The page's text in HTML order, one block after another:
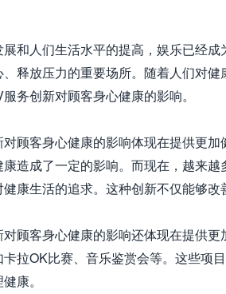
和人们生活水平的提高，娱乐已经
、释放压力的重要场所。随着人们对
务创新对顾客身心健康的影响。
顾客身心健康的影响体现在提供更
造成了一定的影响。而现在，越来
康生活的追求。这种创新不仅能够
顾客身心健康的影响还体现在提供
拉OK比赛、音乐鉴赏会等。这些项
康。